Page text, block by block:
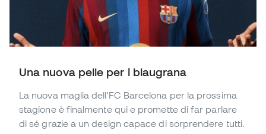
Una nuova pelle per i blaugrana
La nuova maglia dell'FC Barcelona per la prossima
stagione è finalmente qui e promette di far parlare
di sé grazie a un design capace di sorprendere tutti.